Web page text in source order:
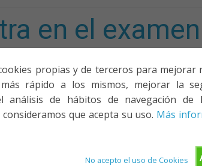
propias y de terceros para mejorar
rápido a los mismos, mejorar la
análisis de hábitos de navegación de
que acepta su uso. Más
No acepto el uso de Cookies
en el examen
PONENCIAS Y CURSOS ¿QUIÉNES